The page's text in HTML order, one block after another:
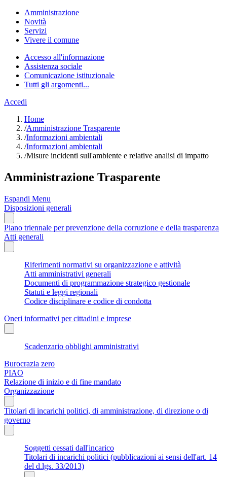
Amministrazione
Novità
Servizi
Vivere il comune
Accesso all'informazione
Assistenza sociale
Comunicazione istituzionale
Tutti gli argomenti...
Accedi
Home
/Amministrazione Trasparente
/Informazioni ambientali
/Informazioni ambientali
/Misure incidenti sull'ambiente e relative analisi di impatto
Amministrazione Trasparente
Espandi Menu
Disposizioni generali
Piano triennale per prevenzione della corruzione e della trasparenza
Atti generali
Riferimenti normativi su organizzazione e attività
Atti amministrativi generali
Documenti di programmazione strategico gestionale
Statuti e leggi regionali
Codice disciplinare e codice di condotta
Oneri informativi per cittadini e imprese
Scadenzario obblighi amministrativi
Burocrazia zero
PIAO
Relazione di inizio e di fine mandato
Organizzazione
Titolari di incarichi politici, di amministrazione, di direzione o di
governo
Soggetti cessati dall'incarico
Titolari di incarichi politici (pubblicazioni ai sensi dell'art. 14
del d.lgs. 33/2013)